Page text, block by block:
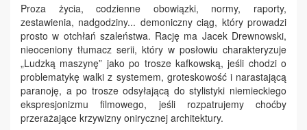
Proza życia, codzienne obowiązki, normy, raporty,
zestawienia, nadgodziny... demoniczny ciąg, który prowadzi
prosto w otchłań szaleństwa. Rację ma Jacek Drewnowski,
nieoceniony tłumacz serii, który w posłowiu charakteryzuje
„Ludzką maszynę” jako po trosze kafkowską, jeśli chodzi o
problematykę walki z systemem, groteskowość i narastającą
paranoję, a po trosze odsyłającą do stylistyki niemieckiego
ekspresjonizmu filmowego, jeśli rozpatrujemy choćby
przerażające krzywizny onirycznej architektury.